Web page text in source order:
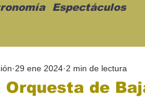
Espectáculos
Orquesta de
29 ene 2024 2 min de lectura